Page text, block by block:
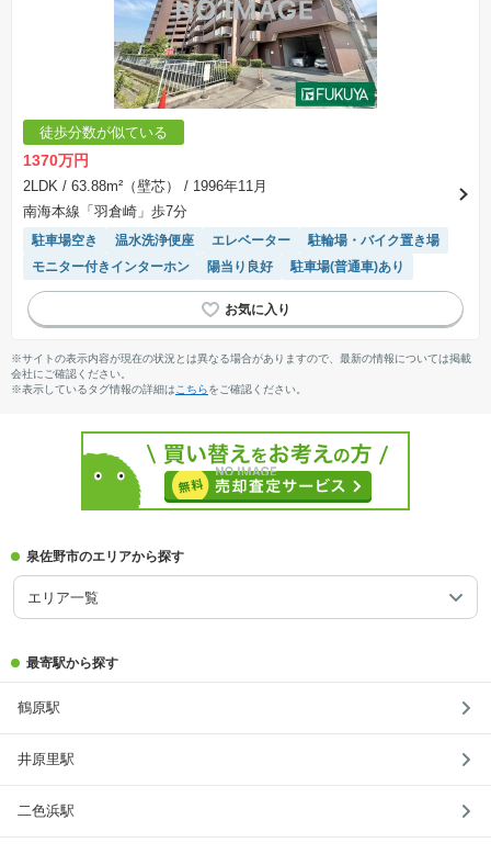
徒歩分数が似ている
1370万円
2LDK / 63.88m²（壁芯）
/ 1996年11月
南海本線「羽倉崎」歩7分
駐車場空き 温水洗浄便座 エレベーター
駐輪場・バイク置き場
モニター付きインターホン
陽当り良好 駐車場(普通車)あり
※サイトの表示内容が現在の状況とは異なる場合がありますので、最新の情報については掲載
会社にご確認ください。
※表示しているタグ情報の詳細は こちらをご確認ください。
泉佐野市のエリアから探す
エリア一覧
最寄駅から探す
鶴原駅
井原里駅
二色浜駅